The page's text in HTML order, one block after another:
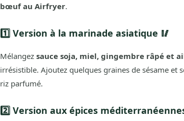
bœuf au Airfryer.
1️⃣ Version à la marinade asiatique 🥢
Mélangez sauce soja, miel, gingembre râpé et
irrésistible. Ajoutez quelques graines de sésame et
riz parfumé.
2️⃣ Version aux épices